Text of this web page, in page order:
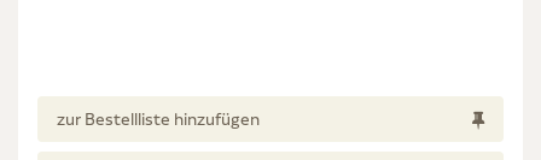
zur Bestellliste hinzufügen